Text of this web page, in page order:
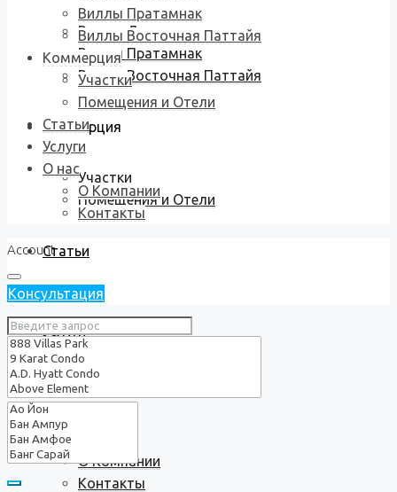
Виллы Джомтьен
Виллы Пратамнак
Виллы Восточная Паттайя
Коммерция
Участки
Помещения и Отели
Статьи
Услуги
О нас
О Компании
Контакты
Виллы Пратамнак
Виллы Восточная Паттайя
Коммерция
Участки
Помещения и Отели
Статьи
Услуги
О нас
О Компании
Контакты
Account
Консультация